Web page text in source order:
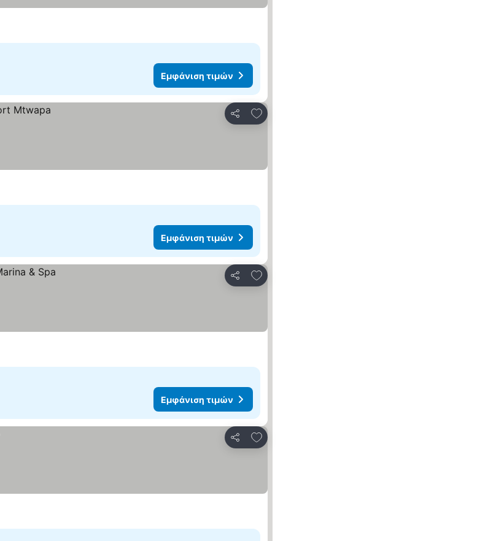
Εμφάνιση τιμών
Κοινοποίηση
Προσθήκη στα αγαπημένα
Εμφάνιση τιμών
Κοινοποίηση
Προσθήκη στα αγαπημένα
Εμφάνιση τιμών
Κοινοποίηση
Προσθήκη στα αγαπημένα